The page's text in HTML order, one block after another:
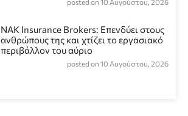
posted on 10 Αυγούστου, 2026
NAK Insurance Brokers: Επενδύει στους
ανθρώπους της και χτίζει το εργασιακό
περιβάλλον του αύριο
posted on 10 Αυγούστου, 2026